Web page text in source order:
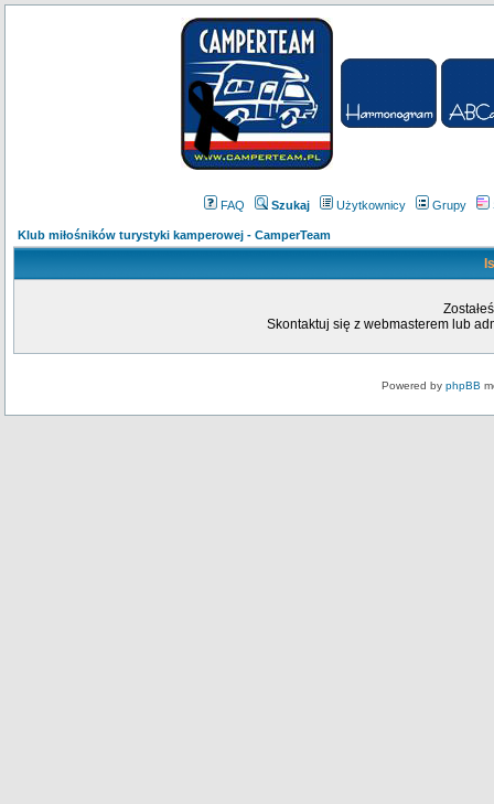
FAQ Szukaj Użytkownicy Grupy
Klub miłośników turystyki kamperowej - CamperTeam
Skontaktuj się z webmasterem lub
Powered by phpBB